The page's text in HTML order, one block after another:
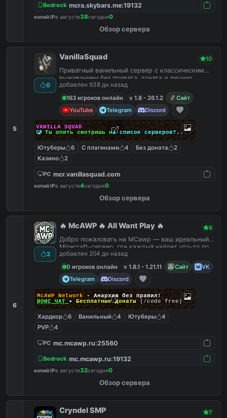
Bedrock mcra.skybars.me:19132
копий IPв августе38сегодня0
Обзор сервера
5
0
VanillaSquad 10
Приватный ванильный сервер с классическим
выживанием без привата, доната и лишних
плагинов.
добавлен 938 дн назад
163 игроков онлайн
v 1.8 - 26.1.2
Сайт
YouTube
Telegram Discord
VANILLA SQUAD
🥲 Ты опять смотришь на список серверов?. .
Ютуберы 6 С плагинами 4 Без доната
2
Казино
2
PC mcr.vanillasquad.com
копий IPв августе4сегодня0
Обзор сервера
6
2
🔥 McAWP 🔥 All Want Play 🔥 8
Добро пожаловать на MCawp — ваш идеальный
Minecraft-сервер, где каждый найдет что-то по
душе!
добавлен 204 дн назад
0 игроков онлайн
v 1.8.1 - 1.21.11 Сайт
VK
Telegram
Discord
McAWP Network
- Анархия без правил!
ВОЙС ЧАТ
• Бесплатные донаты (/code free)
Хардкор 6 Ванильный 4 Ютуберы
4
PVP
4
PC mc.mcawp.ru:25560
Bedrock mc.mcawp.ru:19132
копий IPв августе32сегодня0
Обзор сервера
Cryndel SMP 7